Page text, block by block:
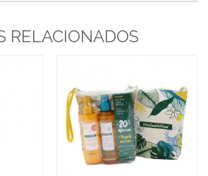
RELACIONADOS